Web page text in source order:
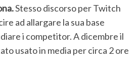
Stesso discorso per Twitch
ad allargare la sua base
i competitor. A dicembre il
usato in media per circa 2 ore